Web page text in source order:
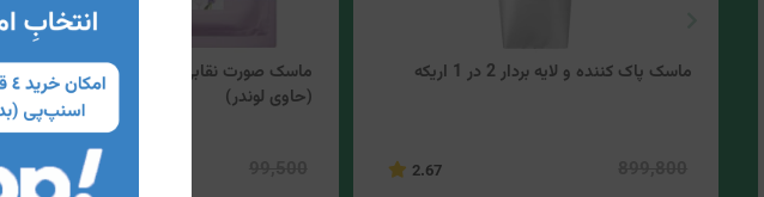
ماسک پاک کننده و لایه بردار 2 در 1 اریکه
2.67
ماسک صورت نقابی انواع پوست دیپ سنس
(حاوی لوندر)